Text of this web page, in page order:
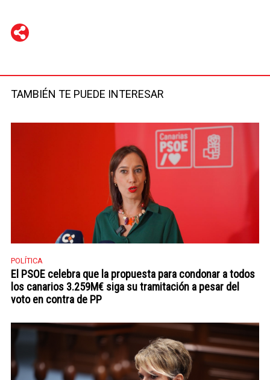
TAMBIÉN TE PUEDE INTERESAR
POLÍTICA
El PSOE celebra que la propuesta para condonar a todos
los canarios 3.259M€ siga su tramitación a pesar del
voto en contra de PP